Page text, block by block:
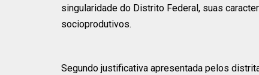
singularidade do Distrito Federal, suas
socioprodutivos.
Segundo justificativa apresentada pelos